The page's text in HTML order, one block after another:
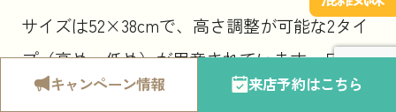
来店予約はこちら
キャンペーン情報
サイズは52×38cmで、高さ調整が可能な2タイ
プ（高め・低め）が用意されています。日本製
の品質にこだわり、側地にはポリエステル10